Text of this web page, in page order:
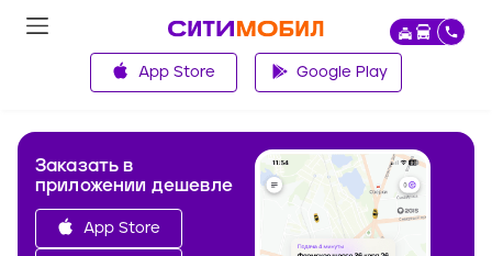
App Store Google Play
Заказать в
приложении дешевле
App Store